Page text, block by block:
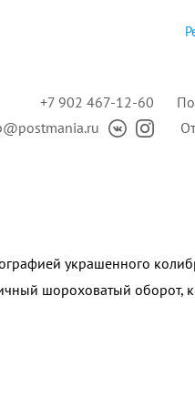
+7 902 467-12-60
украшенного
шороховатый оборот,